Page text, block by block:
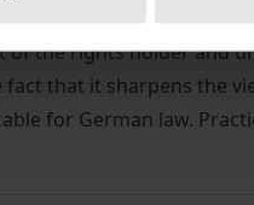
excerpts of a pre-
the rights holder and
that it sharpens the
for German law.